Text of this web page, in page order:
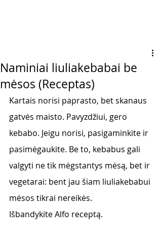
Naminiai liuliakebabai be
mėsos (Receptas)
Kartais norisi paprasto, bet skanaus
gatvės maisto. Pavyzdžiui, gero
kebabo. Jeigu norisi, pasigaminkite ir
pasimėgaukite. Be to, kebabus gali
valgyti ne tik mėgstantys mėsą, bet ir
vegetarai: bent jau šiam liuliakebabui
mėsos tikrai nereikės.
Išbandykite Alfo receptą.